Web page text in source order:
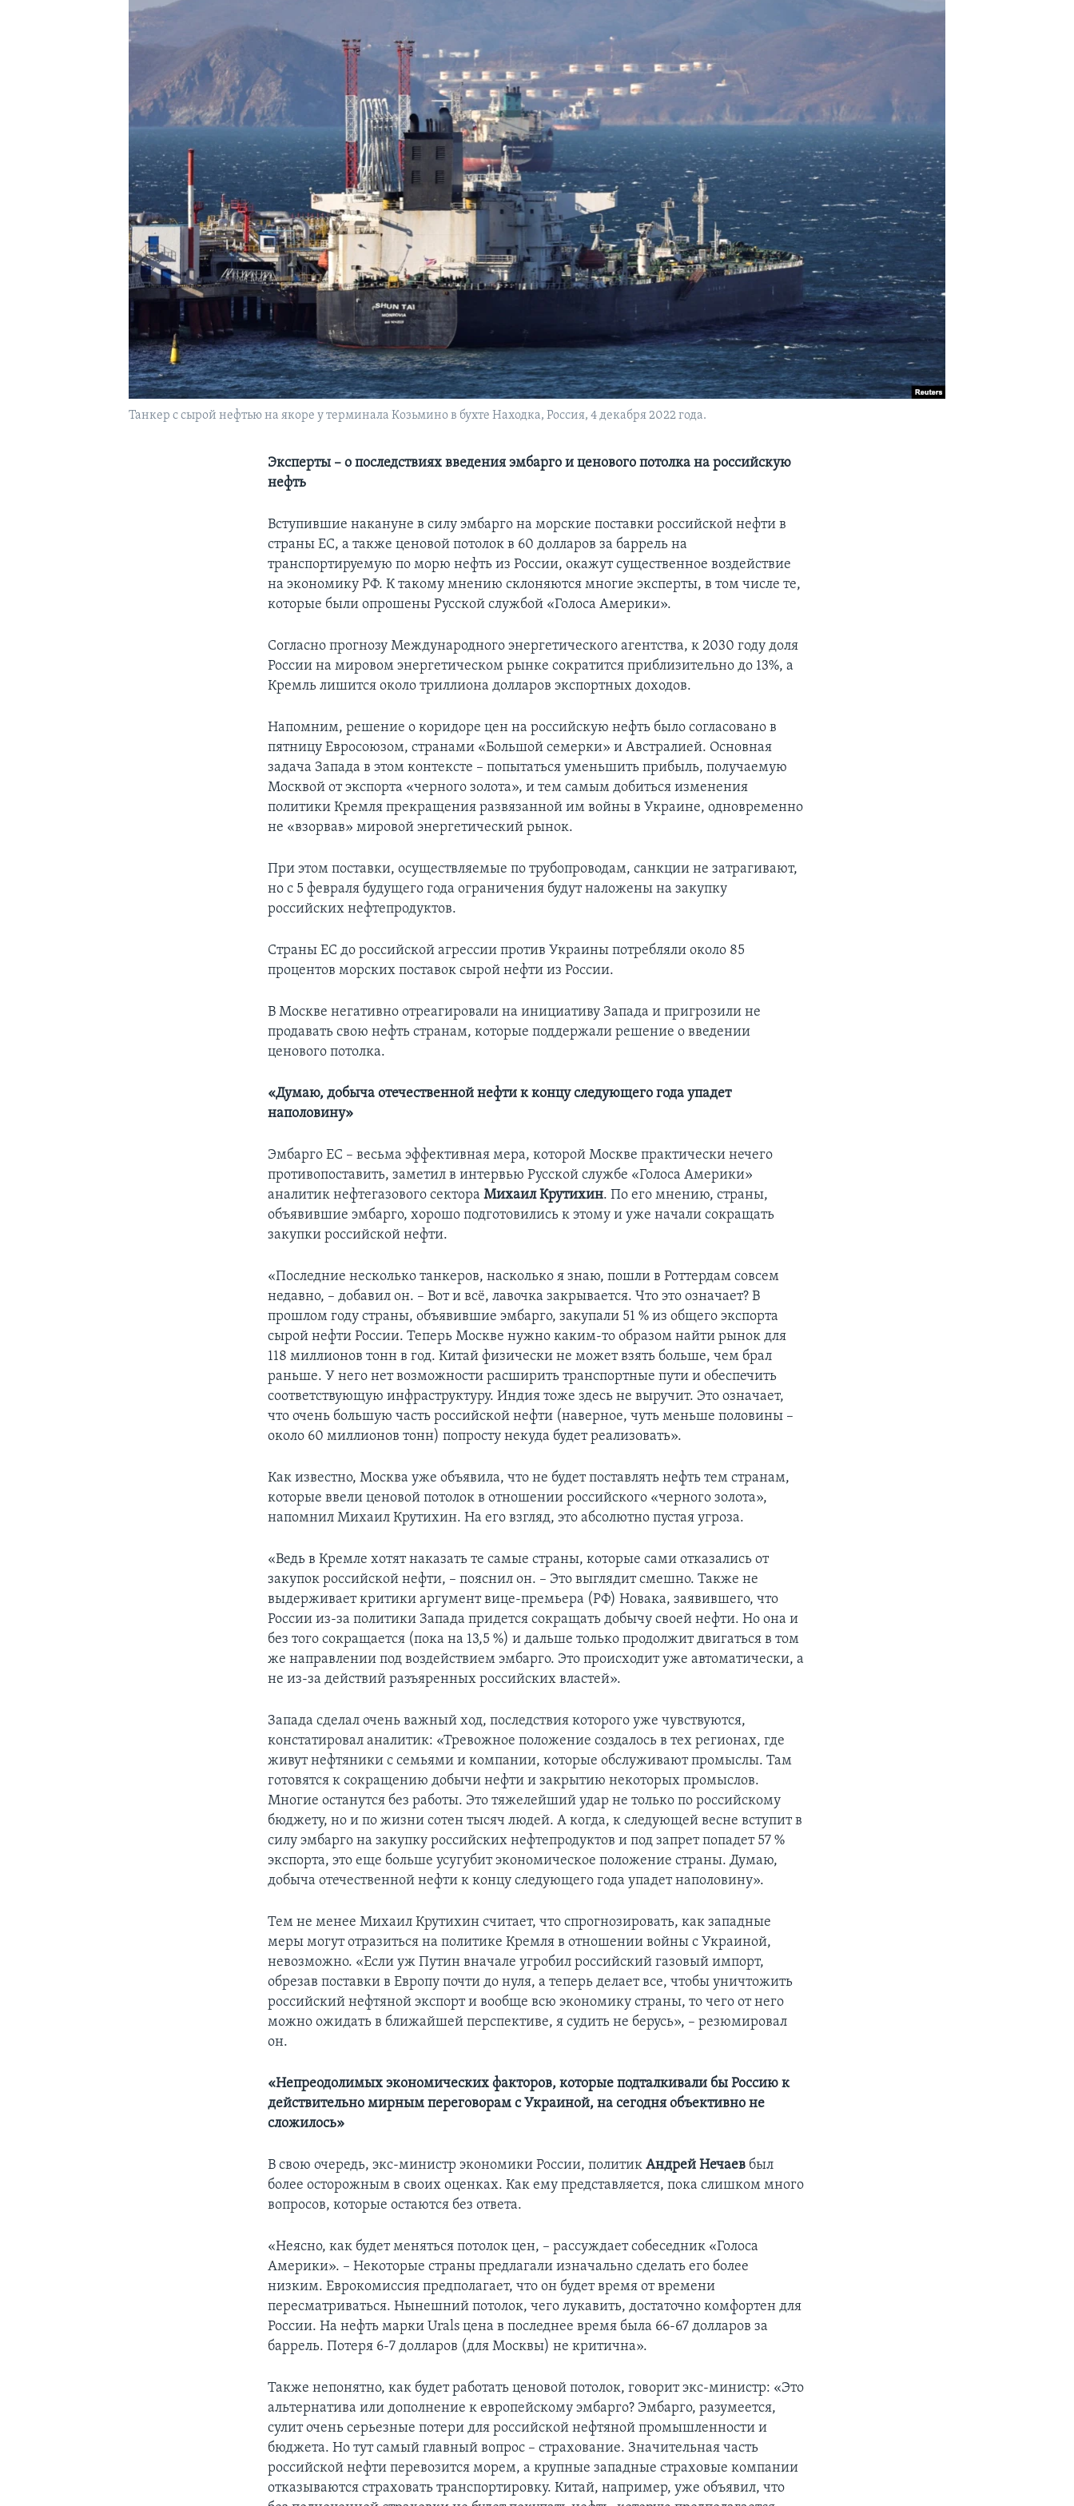
Танкер с сырой нефтью на якоре у терминала Козьмино в бухте Находка, Россия, 4 декабря 2022 года.
Эксперты – о последствиях введения эмбарго и ценового потолка на российскую
нефть
Вступившие накануне в силу эмбарго на морские поставки российской нефти в
страны ЕС, а также ценовой потолок в 60 долларов за баррель на
транспортируемую по морю нефть из России, окажут существенное воздействие
на экономику РФ. К такому мнению склоняются многие эксперты, в том числе те,
которые были опрошены Русской службой «Голоса Америки».
Согласно прогнозу Международного энергетического агентства, к 2030 году доля
России на мировом энергетическом рынке сократится приблизительно до 13%, а
Кремль лишится около триллиона долларов экспортных доходов.
Напомним, решение о коридоре цен на российскую нефть было согласовано в
пятницу Евросоюзом, странами «Большой семерки» и Австралией. Основная
задача Запада в этом контексте – попытаться уменьшить прибыль, получаемую
Москвой от экспорта «черного золота», и тем самым добиться изменения
политики Кремля прекращения развязанной им войны в Украине, одновременно
не «взорвав» мировой энергетический рынок.
При этом поставки, осуществляемые по трубопроводам, санкции не затрагивают,
но с 5 февраля будущего года ограничения будут наложены на закупку
российских нефтепродуктов.
Страны ЕС до российской агрессии против Украины потребляли около 85
процентов морских поставок сырой нефти из России.
В Москве негативно отреагировали на инициативу Запада и пригрозили не
продавать свою нефть странам, которые поддержали решение о введении
ценового потолка.
«Думаю, добыча отечественной нефти к концу следующего года упадет
наполовину»
Эмбарго ЕС – весьма эффективная мера, которой Москве практически нечего
противопоставить, заметил в интервью Русской службе «Голоса Америки»
аналитик нефтегазового сектораМихаил Крутихин. По его мнению, страны,
объявившие эмбарго, хорошо подготовились к этому и уже начали сокращать
закупки российской нефти.
«Последние несколько танкеров, насколько я знаю, пошли в Роттердам совсем
недавно, – добавил он. – Вот и всё, лавочка закрывается. Что это означает? В
прошлом году страны, объявившие эмбарго, закупали 51 % из общего экспорта
сырой нефти России. Теперь Москве нужно каким-то образом найти рынок для
118 миллионов тонн в год. Китай физически не может взять больше, чем брал
раньше. У него нет возможности расширить транспортные пути и обеспечить
соответствующую инфраструктуру. Индия тоже здесь не выручит. Это означает,
что очень большую часть российской нефти (наверное, чуть меньше половины –
около 60 миллионов тонн) попросту некуда будет реализовать».
Как известно, Москва уже объявила, что не будет поставлять нефть тем странам,
которые ввели ценовой потолок в отношении российского «черного золота»,
напомнил Михаил Крутихин. На его взгляд, это абсолютно пустая угроза.
«Ведь в Кремле хотят наказать те самые страны, которые сами отказались от
закупок российской нефти, – пояснил он. – Это выглядит смешно. Также не
выдерживает критики аргумент вице-премьера (РФ) Новака, заявившего, что
России из-за политики Запада придется сокращать добычу своей нефти. Но она и
без того сокращается (пока на 13,5 %) и дальше только продолжит двигаться в том
же направлении под воздействием эмбарго. Это происходит уже автоматически, а
не из-за действий разъяренных российских властей».
Запада сделал очень важный ход, последствия которого уже чувствуются,
констатировал аналитик: «Тревожное положение создалось в тех регионах, где
живут нефтяники с семьями и компании, которые обслуживают промыслы. Там
готовятся к сокращению добычи нефти и закрытию некоторых промыслов.
Многие останутся без работы. Это тяжелейший удар не только по российскому
бюджету, но и по жизни сотен тысяч людей. А когда, к следующей весне вступит в
силу эмбарго на закупку российских нефтепродуктов и под запрет попадет 57 %
экспорта, это еще больше усугубит экономическое положение страны. Думаю,
добыча отечественной нефти к концу следующего года упадет наполовину».
Тем не менее Михаил Крутихин считает, что спрогнозировать, как западные
меры могут отразиться на политике Кремля в отношении войны с Украиной,
невозможно. «Если уж Путин вначале угробил российский газовый импорт,
обрезав поставки в Европу почти до нуля, а теперь делает все, чтобы уничтожить
российский нефтяной экспорт и вообще всю экономику страны, то чего от него
можно ожидать в ближайшей перспективе, я судить не берусь», – резюмировал
он.
«Непреодолимых экономических факторов, которые подталкивали бы Россию к
действительно мирным переговорам с Украиной, на сегодня объективно не
сложилось»
В свою очередь, экс-министр экономики России, политикАндрей Нечаев был
более осторожным в своих оценках. Как ему представляется, пока слишком много
вопросов, которые остаются без ответа.
«Неясно, как будет меняться потолок цен, – рассуждает собеседник «Голоса
Америки». – Некоторые страны предлагали изначально сделать его более
низким. Еврокомиссия предполагает, что он будет время от времени
пересматриваться. Нынешний потолок, чего лукавить, достаточно комфортен для
России. На нефть марки Urals цена в последнее время была 66-67 долларов за
баррель. Потеря 6-7 долларов (для Москвы) не критична».
Также непонятно, как будет работать ценовой потолок, говорит экс-министр: «Это
альтернатива или дополнение к европейскому эмбарго? Эмбарго, разумеется,
сулит очень серьезные потери для российской нефтяной промышленности и
бюджета. Но тут самый главный вопрос – страхование. Значительная часть
российской нефти перевозится морем, а крупные западные страховые компании
отказываются страховать транспортировку. Китай, например, уже объявил, что